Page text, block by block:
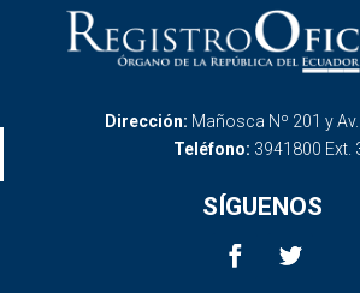
Dirección: Mañosca Nº 201 y
Teléfono: 3941800 Ext.
SÍGUENOS